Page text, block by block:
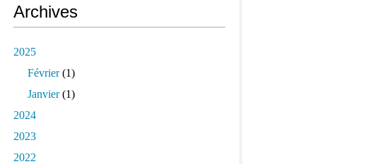
Archives
2025
Février(1)
Janvier(1)
2024
2023
2022